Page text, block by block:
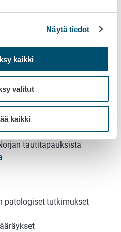
Näytä tiedot
kaikki
valitut
kaikki
tiedotteista
veriripulista
tautitapauksista
patologiset tutkimukset